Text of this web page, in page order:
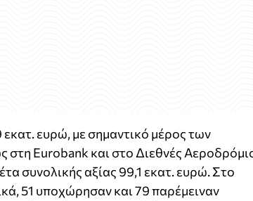
ευρώ, με σημαντικό μέρος των
Eurobank και στο Διεθνές
συνολικής αξίας 99,1 εκατ. ευρώ. Στο
51 υποχώρησαν και 79 παρέμειναν